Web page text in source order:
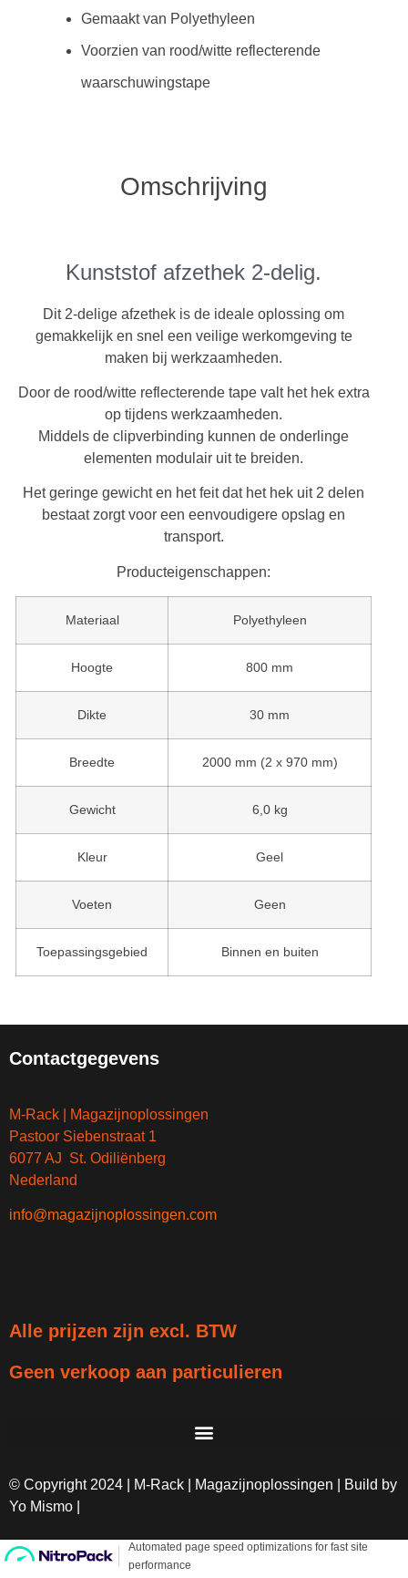
Gemaakt van Polyethyleen
Voorzien van rood/witte reflecterende
waarschuwingstape
Omschrijving
Kunststof afzethek 2-delig.
Dit 2-delige afzethek is de ideale oplossing om
gemakkelijk en snel een veilige werkomgeving te
maken bij werkzaamheden.
Door de rood/witte reflecterende tape valt het hek extra
op tijdens werkzaamheden.
Middels de clipverbinding kunnen de onderlinge
elementen modulair uit te breiden.
Het geringe gewicht en het feit dat het hek uit 2 delen
bestaat zorgt voor een eenvoudigere opslag en
transport.
Producteigenschappen:
Materiaal Polyethyleen
Hoogte 800 mm
Dikte 30 mm
Breedte 2000 mm (2 x 970 mm)
Gewicht 6,0 kg
Kleur Geel
Voeten Geen
Toepassingsgebied Binnen en buiten
Contactgegevens
M-Rack | Magazijnoplossingen
Pastoor Siebenstraat 1
6077 AJ St. Odiliënberg
Nederland
info@magazijnoplossingen.com
Alle prijzen zijn excl. BTW
Geen verkoop aan particulieren
© Copyright 2024 | M-Rack | Magazijnoplossingen | Build by
Yo Mismo |